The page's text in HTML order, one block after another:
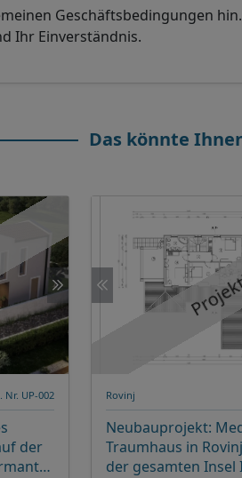
Geschäftsbedingungen
Ihr Einverständnis.
Das könnte
Nr. UP-002
der
Rovinj
Neubauprojekt:
Traumhaus in
der gesamten Insel